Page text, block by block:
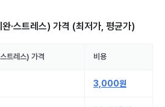
·스트레스) 가격 (최저가, 평균가)
트레스) 가격 비용
3,000원